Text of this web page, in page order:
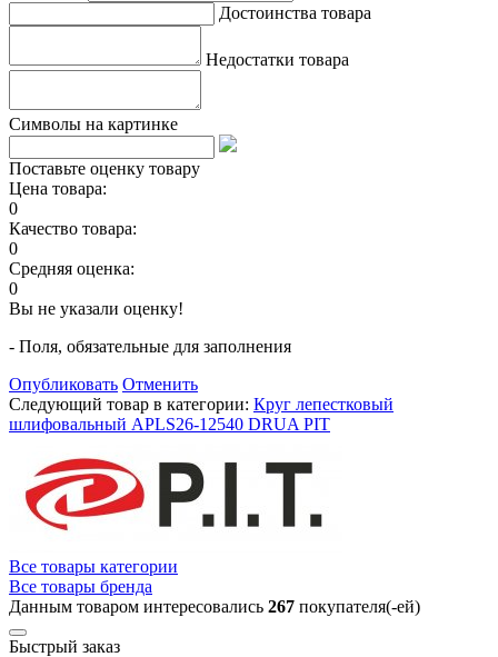
Достоинства товара
Недостатки товара
Символы на картинке
Поставьте оценку товару
Цена товара:
0
Качество товара:
0
Средняя оценка:
0
Вы не указали оценку!
- Поля, обязательные для заполнения
Опубликовать Отменить
Следующий товар в категории: Круг лепестковый
шлифовальный APLS26-12540 DRUA PIT
Все товары категории
Все товары бренда
Данным товаром интересовались 267 покупателя(-ей)
Быстрый заказ